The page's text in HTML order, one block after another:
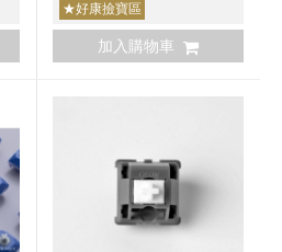
★好康撿寶區
加入購物車